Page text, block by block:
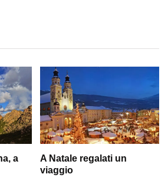
a
A Natale regalati un
viaggio